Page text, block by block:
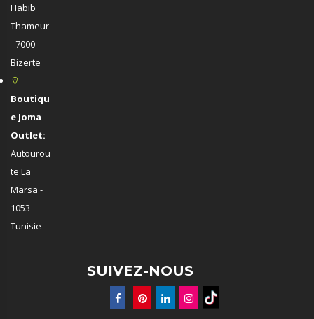
Habib
Thameur
- 7000
Bizerte
Boutiqu
e Joma
Outlet:
Autourou
te La
Marsa -
1053
Tunisie
SUIVEZ-NOUS